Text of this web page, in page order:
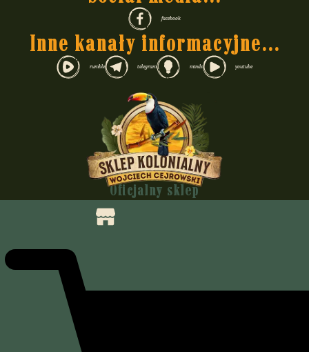
facebook
Inne kanały informacyjne...
rumble telegram minds youtube
Oficjalny sklep
Wojciecha Cejrowskiego
Felietony i nie tylko
Dziennik pokładowy
Dziennik polityczny